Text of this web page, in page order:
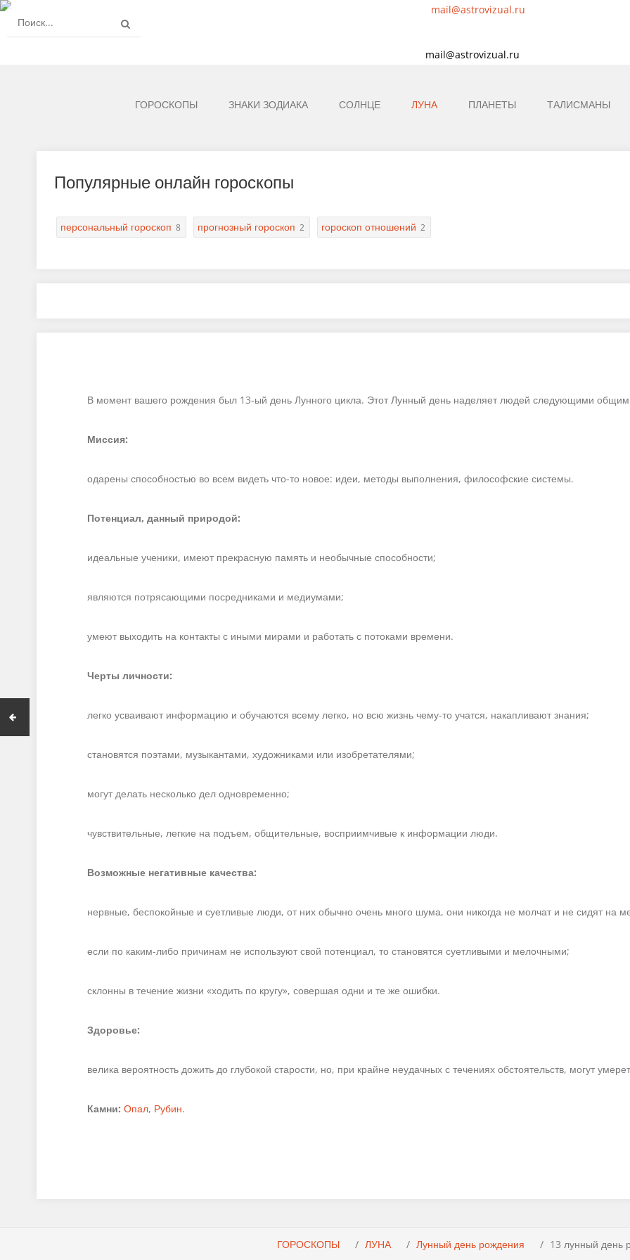
mail@astrovizual.ru
ГОРОСКОПЫ ЗНАКИ ЗОДИАКА СОЛНЦЕ ЛУНА ПЛАНЕТЫ ТАЛИСМАНЫ
Популярные онлайн гороскопы
персональный гороскоп 8 прогнозный гороскоп 2 гороскоп отношений 2
В момент вашего рождения был 13-ый день Лунного цикла. Этот Лунный день наделяет людей следующими
Миссия:
одарены способностью во всем видеть что-то новое: идеи, методы выполнения, философские системы.
Потенциал, данный природой:
идеальные ученики, имеют прекрасную память и необычные способности;
являются потрясающими посредниками и медиумами;
умеют выходить на контакты с иными мирами и работать с потоками времени.
Черты личности:
легко усваивают информацию и обучаются всему легко, но всю жизнь чему-то учатся, накапливают знания;
становятся поэтами, музыкантами, художниками или изобретателями;
могут делать несколько дел одновременно;
чувствительные, легкие на подъем, общительные, восприимчивые к информации люди.
Возможные негативные качества:
нервные, беспокойные и суетливые люди, от них обычно очень много шума, они никогда не молчат и не сидят на
если по каким-либо причинам не используют свой потенциал, то становятся суетливыми и мелочными;
склонны в течение жизни «ходить по кругу», совершая одни и те же ошибки.
Здоровье:
велика вероятность дожить до глубокой старости, но, при крайне неудачных с течениях обстоятельств, могут
Камни: Опал, Рубин.
ГОРОСКОПЫ ЛУНА Лунный день рождения 13 лунный день